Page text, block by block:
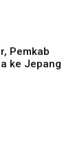
Pemkab
ke Jepang